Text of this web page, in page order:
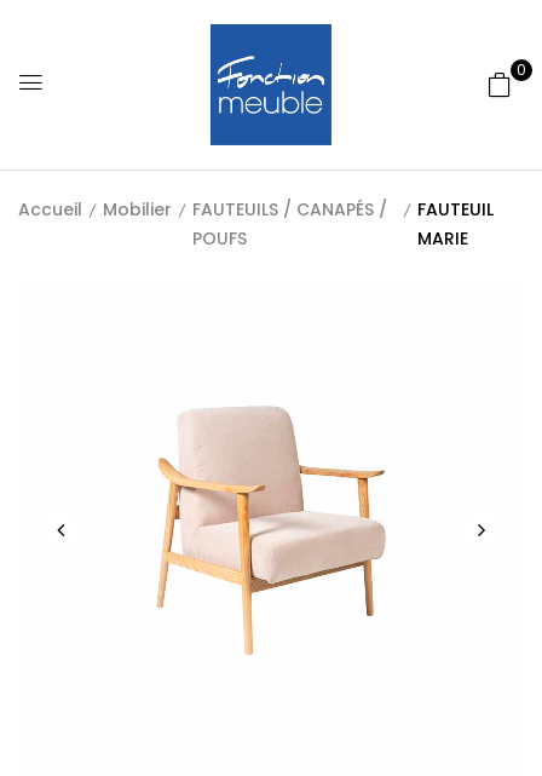
0
Accueil Mobilier
FAUTEUILS / CANAPÉS /
POUFS
FAUTEUIL
MARIE